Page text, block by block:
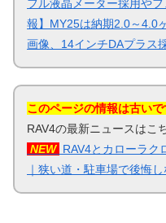
フル液晶メーター採用や
報】MY25は納期2.0～4.0
画像、14インチDAプラス
このページの情報は古いで
RAV4の最新ニュースはこ
NEW RAV4とカローラク
｜狭い道・駐車場で後悔